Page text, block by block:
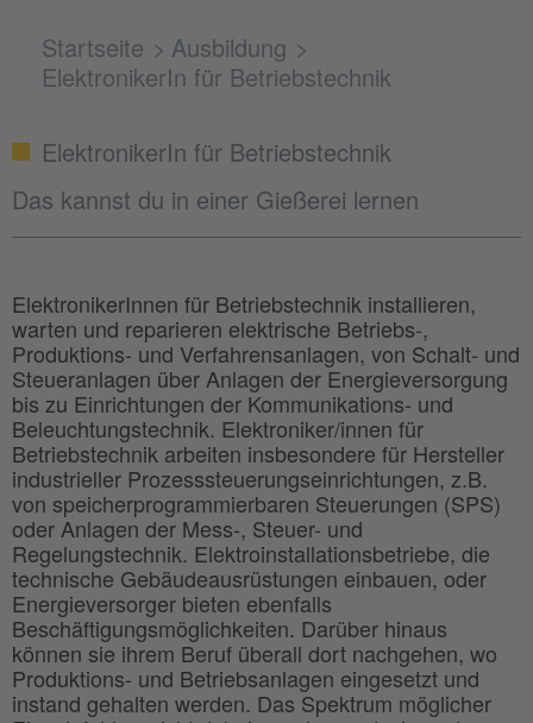
Startseite
Ausbildung
ElektronikerIn für Betriebstechnik
ElektronikerIn für Betriebstechnik
Das kannst du in einer Gießerei lernen
ElektronikerInnen für Betriebstechnik installieren,
warten und reparieren elektrische Betriebs-,
Produktions- und Verfahrensanlagen, von Schalt- und
Steueranlagen über Anlagen der Energieversorgung
bis zu Einrichtungen der Kommunikations- und
Beleuchtungstechnik. Elektroniker/innen für
Betriebstechnik arbeiten insbesondere für Hersteller
industrieller Prozesssteuerungseinrichtungen, z.B.
von speicherprogrammierbaren Steuerungen (SPS)
oder Anlagen der Mess-, Steuer- und
Regelungstechnik. Elektroinstallationsbetriebe, die
technische Gebäudeausrüstungen einbauen, oder
Energieversorger bieten ebenfalls
Beschäftigungsmöglichkeiten. Darüber hinaus
können sie ihrem Beruf überall dort nachgehen, wo
Produktions- und Betriebsanlagen eingesetzt und
instand gehalten werden. Das Spektrum möglicher